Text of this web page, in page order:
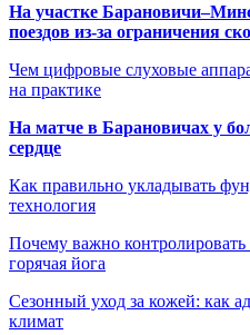
На участке
поездов из-за ограничения
Чем цифровые слуховые
на практике
На матче в Барановичах у
сердце
Как правильно укладывать
технология
Почему важно контролировать
горячая йога
Сезонный уход за кожей: как
климат